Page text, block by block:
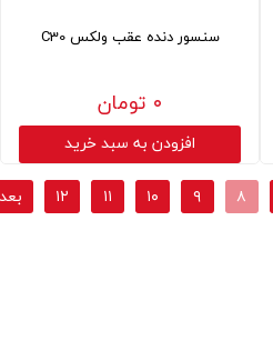
سنسور دنده عقب ولکس C30
۰ تومان
افزودن به سبد خرید
۸ ۹ ۱۰ ۱۱ ۱۲